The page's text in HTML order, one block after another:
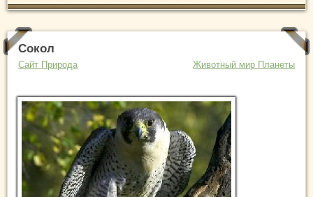
Сокол
Сайт Природа Животный мир Планеты